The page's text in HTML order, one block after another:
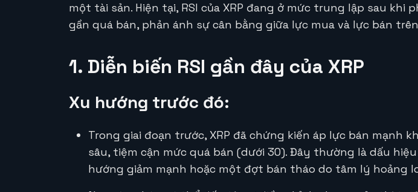
một tài sản. Hiện tại, RSI của XRP đang ở mức trung lập sau khi
gần quá bán, phản ánh sự cân bằng giữa lực mua và lực bán
1. Diễn biến RSI gần đây của XRP
Xu hướng trước đó:
Trong giai đoạn trước, XRP đã chứng kiến áp lực bán mạnh
sâu, tiệm cận mức quá bán (dưới 30). Đây thường là dấu
hướng giảm mạnh hoặc một đợt bán tháo do tâm lý hoảng